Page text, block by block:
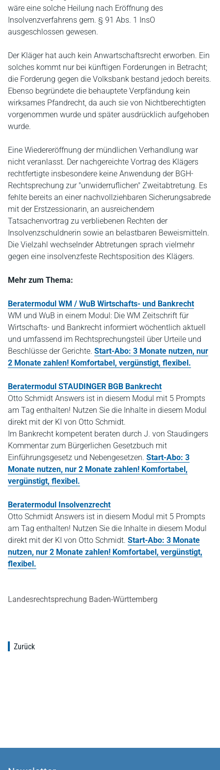
wäre eine solche Heilung nach Eröffnung des
Insolvenzverfahrens gem. § 91 Abs. 1 InsO
ausgeschlossen gewesen.
Der Kläger hat auch kein Anwartschaftsrecht erworben. Ein
solches kommt nur bei künftigen Forderungen in Betracht;
die Forderung gegen die Volksbank bestand jedoch bereits.
Ebenso begründete die behauptete Verpfändung kein
wirksames Pfandrecht, da auch sie von Nichtberechtigten
vorgenommen wurde und später ausdrücklich aufgehoben
wurde.
Eine Wiedereröffnung der mündlichen Verhandlung war
nicht veranlasst. Der nachgereichte Vortrag des Klägers
rechtfertigte insbesondere keine Anwendung der BGH-
Rechtsprechung zur "unwiderruflichen" Zweitabtretung. Es
fehlte bereits an einer nachvollziehbaren Sicherungsabrede
mit der Erstzessionarin, an ausreichendem
Tatsachenvortrag zu verbliebenen Rechten der
Insolvenzschuldnerin sowie an belastbaren Beweismitteln.
Die Vielzahl wechselnder Abtretungen sprach vielmehr
gegen eine insolvenzfeste Rechtsposition des Klägers.
Mehr zum Thema:
Beratermodul WM / WuB Wirtschafts- und Bankrecht
WM und WuB in einem Modul: Die WM Zeitschrift für
Wirtschafts- und Bankrecht informiert wöchentlich aktuell
und umfassend im Rechtsprechungsteil über Urteile und
Beschlüsse der Gerichte. Start-Abo: 3 Monate nutzen, nur
2 Monate zahlen! Komfortabel, vergünstigt, flexibel.
Beratermodul STAUDINGER BGB Bankrecht
Otto Schmidt Answers ist in diesem Modul mit 5 Prompts
am Tag enthalten! Nutzen Sie die Inhalte in diesem Modul
direkt mit der KI von Otto Schmidt.
Im Bankrecht kompetent beraten durch J. von Staudingers
Kommentar zum Bürgerlichen Gesetzbuch mit
Einführungsgesetz und Nebengesetzen. Start-Abo: 3
Monate nutzen, nur 2 Monate zahlen! Komfortabel,
vergünstigt, flexibel.
Beratermodul Insolvenzrecht
Otto Schmidt Answers ist in diesem Modul mit 5 Prompts
am Tag enthalten! Nutzen Sie die Inhalte in diesem Modul
direkt mit der KI von Otto Schmidt. Start-Abo: 3 Monate
nutzen, nur 2 Monate zahlen! Komfortabel, vergünstigt,
flexibel.
Landesrechtsprechung Baden-Württemberg
Zurück